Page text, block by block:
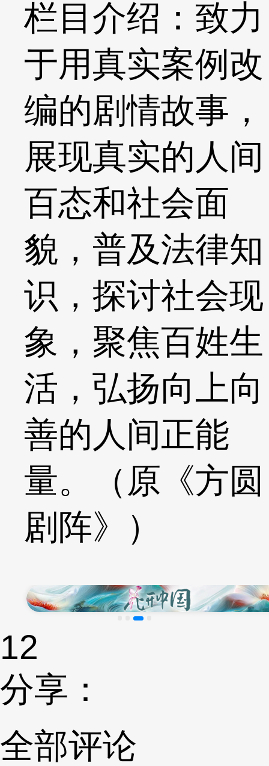
栏目介绍：致力
于用真实案例改
编的剧情故事，
展现真实的人间
百态和社会面
貌，普及法律知
识，探讨社会现
象，聚焦百姓生
活，弘扬向上向
善的人间正能
量。（原《方圆
剧阵》）
12
分享：
全部评论